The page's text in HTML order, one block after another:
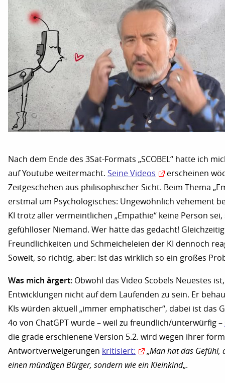
Nach dem Ende des 3Sat-Formats „SCOBEL“ hatte ich
auf Youtube weitermacht. Seine Videos
erscheinen
Zeitgeschehen aus philisophischer Sicht. Beim Thema
erstmal um Psychologisches: Ungewöhnlich vehement
KI trotz aller vermeintlichen „Empathie“ keine Person
gefühlloser Niemand. Wer hätte das gedacht!
Freundlichkeiten und Schmeicheleien der KI dennoch
Soweit, so richtig, aber: Ist das wirklich so ein großes
Was mich ärgert: Obwohl das Video Scobels Neuestes
Entwicklungen nicht auf dem Laufenden zu sein. Er
KIs würden aktuell „immer emphatischer“, dabei ist das
4o von ChatGPT wurde – weil zu freundlich/unterwürfig –
die grade erschienene Version 5.2. wird wegen ihrer
Antwortverweigerungen kritisiert: „Man hat das Gefühl,
einen mündigen Bürger, sondern wie ein Kleinkind„.